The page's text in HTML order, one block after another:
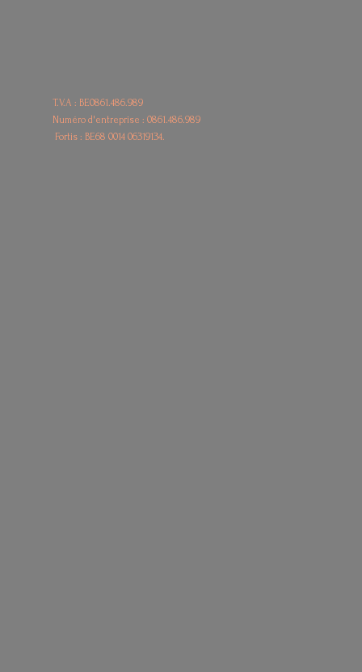
T.V.A : BE0861.486.989
Numéro d'entreprise : 0861.486.989
Fortis : BE680014 06319134.